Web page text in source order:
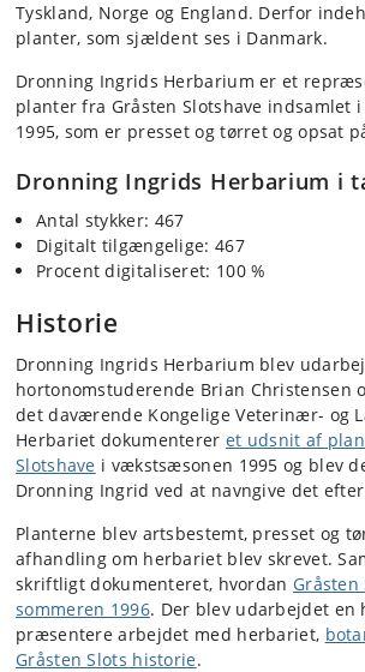
Tyskland, Norge og England. Derfor
planter, som sjældent ses i Danmark.
Dronning Ingrids Herbarium er et
planter fra Gråsten Slotshave indsamlet
1995, som er presset og tørret og opsat
Dronning Ingrids Herbarium i
Antal stykker: 467
Digitalt tilgængelige: 467
Procent digitaliseret: 100 %
Historie
Dronning Ingrids Herbarium blev
hortonomstuderende Brian Christensen
det daværende Kongelige Veterinær- og
Herbariet dokumenterer et udsnit af
Slotshave i vækstsæsonen 1995 og blev
Dronning Ingrid ved at navngive det
Planterne blev artsbestemt, presset og
afhandling om herbariet blev skrevet.
skriftligt dokumenteret, hvordan Gråsten
sommeren 1996. Der blev udarbejdet en
præsentere arbejdet med herbariet,
Gråsten Slots historie.